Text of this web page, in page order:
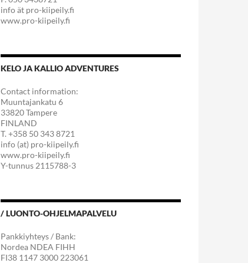
info ät pro-kiipeily.fi
www.pro-kiipeily.fi
KELO JA KALLIO ADVENTURES
Contact information:
Muuntajankatu 6
33820 Tampere
FINLAND
T. +358 50 343 8721
info (at) pro-kiipeily.fi
www.pro-kiipeily.fi
Y-tunnus 2115788-3
/ LUONTO-OHJELMAPALVELU
Pankkiyhteys / Bank:
Nordea NDEA FIHH
FI38 1147 3000 223061